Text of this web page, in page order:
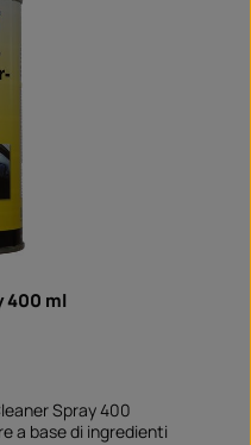
400 ml
Spray 400
a base di ingredienti